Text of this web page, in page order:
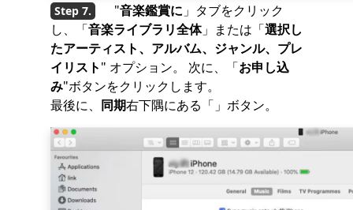
"音楽鑑賞に 」タブをクリック
し、「音楽ライブラリ全体」または「選択し
たアーティスト、アルバム、ジャンル、プレ
イリスト" オプション。 次に、「お申し込
み"ボタンをクリックします。
最後に、 同期右下隅にある「」ボタン。